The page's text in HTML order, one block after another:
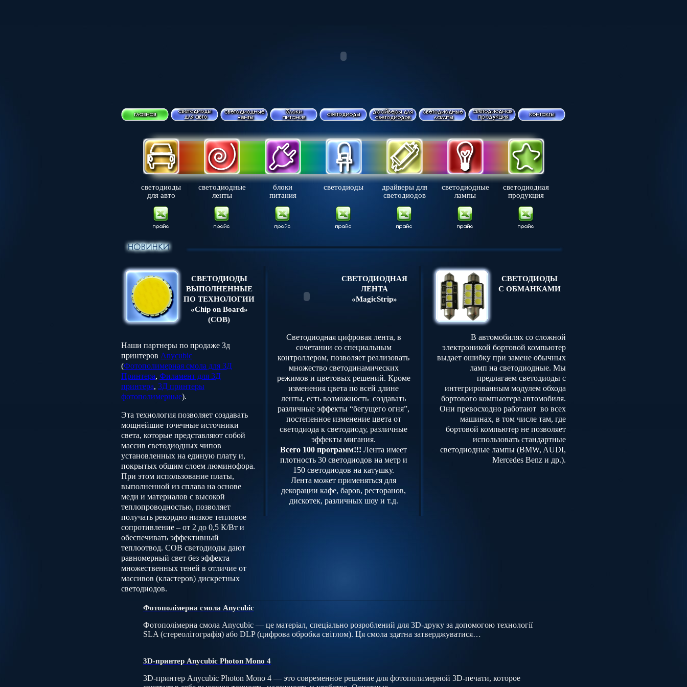
светодиоды
светодиодные
ленты
блоки
питания
светодиоды
драйверы для
светодиодов
светодиодные
светодиодная
продукция
для авто лампы
СВЕТОДИОДЫ
ВЫПОЛНЕННЫЕ
ПО ТЕХНОЛОГИИ
«Chip on Board»
(COB)
СВЕТОДИОДНАЯ
ЛЕНТА
«MagicStrip»
СВЕТОДИОДЫ
С ОБМАНКАМИ
Наши партнеры по продаже Зд
принтеров Anycubic
(Фотополимерная смола для 3Д
Принтера, Филамент для 3Д
принтера, 3Д принтеры
фотополимерные).
Эта технология позволяет создавать
мощнейшие точечные источники
света, которые представляют собой
массив светодиодных чипов
установленных на единую плату и,
покрытых общим слоем люминофора.
При этом использование платы,
выполненной из сплава на основе
меди и материалов с высокой
теплопроводностью, позволяет
получать рекордно низкое тепловое
сопротивление – от 2 до 0,5 К/Вт и
обеспечивать эффективный
теплоотвод. COB светодиоды дают
равномерный свет без эффекта
множественных теней в отличие от
массивов (кластеров) дискретных
светодиодов.
Светодиодная цифровая лента, в
сочетании со специальным
контроллером, позволяет реализовать
множество светодинамических
режимов и цветовых решений. Кроме
изменения цвета по всей длине
ленты, есть возможность создавать
различные эффекты “бегущего огня”,
постепенное изменение цвета от
светодиода к светодиоду, различные
эффекты мигания.
Всего 100 программ!!! Лента имеет
плотность 30 светодиодов на метр и
150 светодиодов на катушку.
Лента может применяться для
декорации кафе, баров, ресторанов,
дискотек, различных шоу и т.д.
В автомобилях со сложной
электроникой бортовой компьютер
выдает ошибку при замене обычных
ламп на светодиодные. Мы
предлагаем светодиоды с
интегрированным модулем обхода
бортового компьютера автомобиля.
Они превосходно работают во всех
машинах, в том числе там, где
бортовой компьютер не позволяет
использовать стандартные
светодиодные лампы (BMW, AUDI,
Mercedes Benz и др.).
Фотополімерна смола Anycubic
Фотополімерна смола Anycubic — це матеріал, спеціально розроблений для 3D-друку за допомогою технології
SLA (стереолітографія) або DLP (цифрова обробка світлом). Ця смола здатна затверджуватися…
3D-принтер Anycubic Photon Mono 4
3D-принтер Anycubic Photon Mono 4 — это современное решение для фотополимерной 3D-печати, которое